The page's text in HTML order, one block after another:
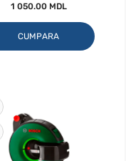
1 050.00 MDL
CUMPARA